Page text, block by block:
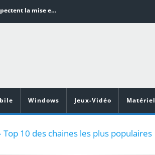
Word en PDF : les outils qui respectent la mise en page
Vidéoprojecteurs Asus : Top 6 des meilleurs modèles de la marque
Windows Jeux-Vidéo Matériel
Top 10 des chaines les plus populaires